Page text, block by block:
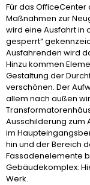
Für das OfficeCenter
Maßnahmen zur
wird eine Ausfahrt in
gesperrt“
Ausfahrenden wird
Hinzu kommen
Gestaltung der
verschönen. Der
allem nach außen
Ausschilderung zum
im
hin und der Bereich
Fassadenelemente
Gebäudekomplex:
Werk.